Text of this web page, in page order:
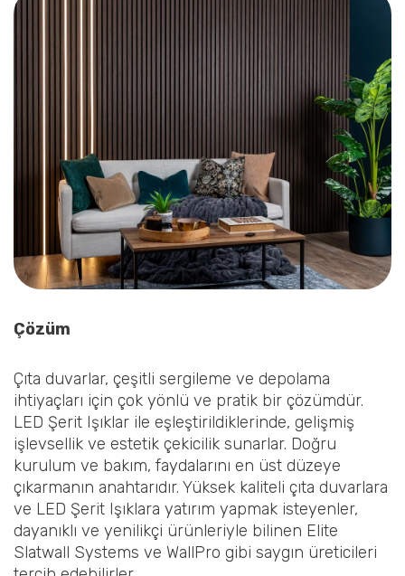
Çözüm
Çıta duvarlar, çeşitli sergileme ve depolama
ihtiyaçları için çok yönlü ve pratik bir çözümdür.
LED Şerit Işıklar ile eşleştirildiklerinde, gelişmiş
işlevsellik ve estetik çekicilik sunarlar. Doğru
kurulum ve bakım, faydalarını en üst düzeye
çıkarmanın anahtarıdır. Yüksek kaliteli çıta duvarlara
ve LED Şerit Işıklara yatırım yapmak isteyenler,
dayanıklı ve yenilikçi ürünleriyle bilinen Elite
Slatwall Systems ve WallPro gibi saygın üreticileri